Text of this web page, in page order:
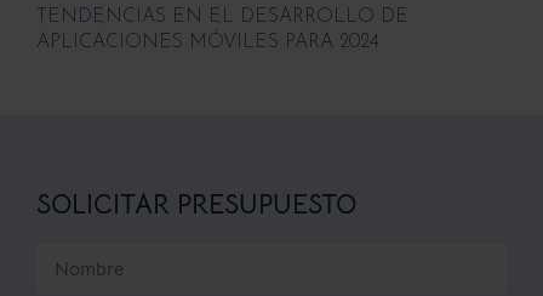
TENDENCIAS EN EL DESARROLLO DE
APLICACIONES MÓVILES PARA 2024
SOLICITAR PRESUPUESTO